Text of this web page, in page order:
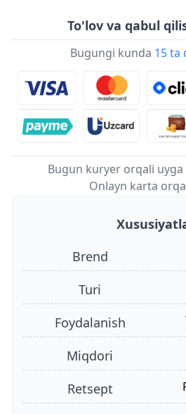
To'lov va qabul
Bugungi kunda 15 ta
Bugun kuryer orqali
Onlayn karta
Brend
turi
foydalanish
miqdori
retsept